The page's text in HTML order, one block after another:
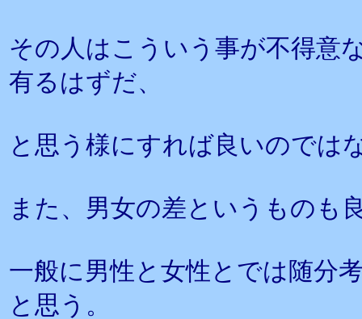
その人はこういう事が不得意
有るはずだ、
と思う様にすれば良いのでは
また、男女の差というものも
一般に男性と女性とでは随分
と思う。